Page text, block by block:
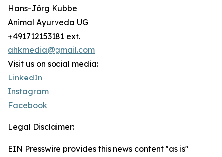
Hans-Jörg Kubbe
Animal Ayurveda UG
+491712153181 ext.
ahkmedia@gmail.com
Visit us on social media:
LinkedIn
Instagram
Facebook
Legal Disclaimer:
EIN Presswire provides this news content "as is"